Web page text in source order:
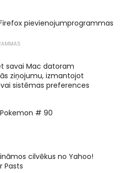
pievienojumprogrammas
savai Mac datoram
ziņojumu, izmantojot
sistēmas preferences
# 90
cilvēkus no Yahoo!
Pasts